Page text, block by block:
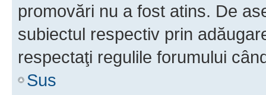
promovări nu a fost atins. De
subiectul respectiv prin
respectaţi regulile forumului
Sus